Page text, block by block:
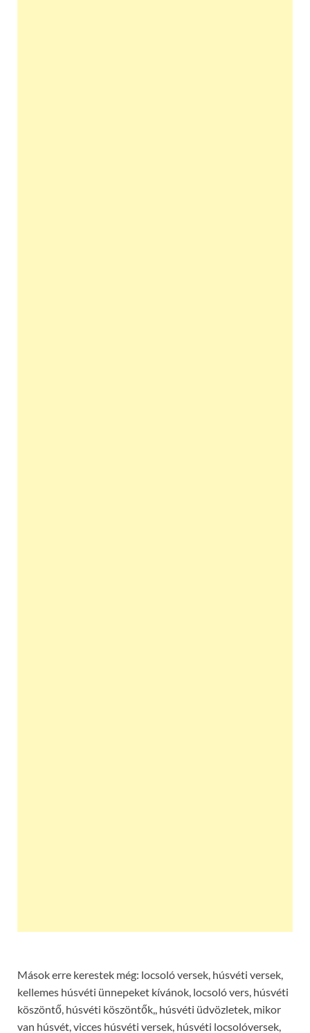
Mások erre kerestek még: locsoló versek, húsvéti versek,
kellemes húsvéti ünnepeket kívánok, locsoló vers, húsvéti
köszöntő, húsvéti köszöntők,, húsvéti üdvözletek, mikor
van húsvét, vicces húsvéti versek, húsvéti locsolóversek,